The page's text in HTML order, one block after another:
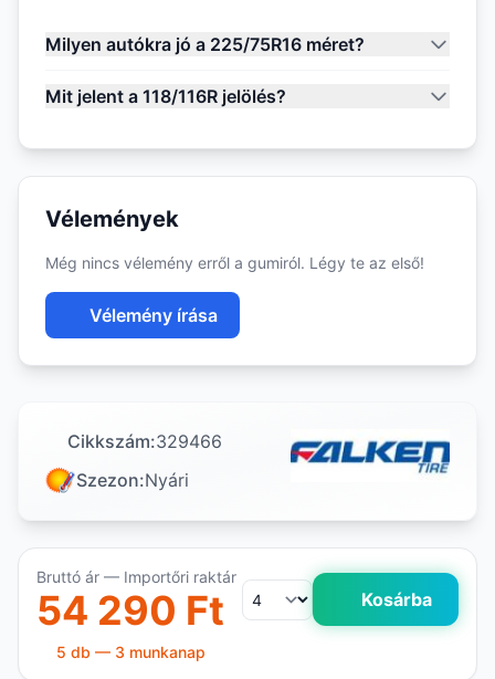
Milyen autókra jó a 225/75R16 méret?
Mit jelent a 118/116R jelölés?
Vélemények
Még nincs vélemény erről a gumiról. Légy te az első!
Vélemény írása
Cikkszám:329466
Szezon:Nyári
Bruttó ár — Importőri raktár
54 290 Ft Kosárba
5 db — 3 munkanap